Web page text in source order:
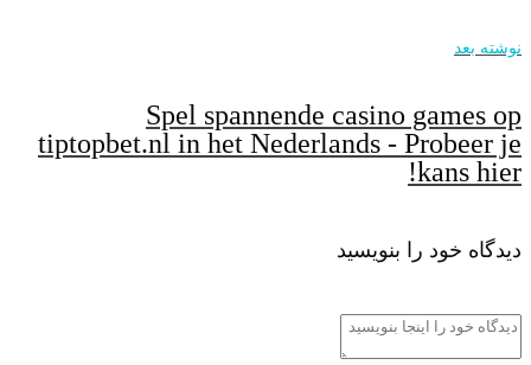
نوشته بعد
Spel spannende casino games op
tiptopbet.nl in het Nederlands - Probeer je
kans hier!
دیدگاه خود را بنویسید